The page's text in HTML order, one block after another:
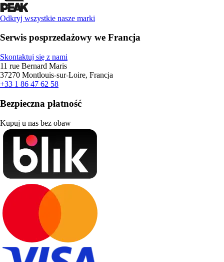
Odkryj wszystkie nasze marki
Serwis posprzedażowy we Francja
Skontaktuj się z nami
11 rue Bernard Maris
37270 Montlouis-sur-Loire, Francja
+33 1 86 47 62 58
Bezpieczna płatność
Kupuj u nas bez obaw